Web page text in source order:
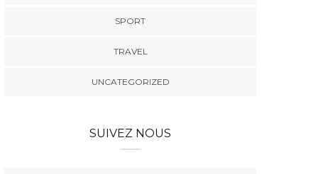
SPORT
TRAVEL
UNCATEGORIZED
SUIVEZ NOUS